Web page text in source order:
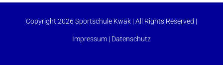
Copyright 2026 Sportschule Kwak | All Rights Reserved |
Impressum | Datenschutz